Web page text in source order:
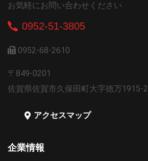
お気軽にお問い合わせください
0952-51-3805
0952-68-2610
〒849-0201
佐賀県佐賀市久保田町大字徳万1915-2
アクセスマップ
企業情報